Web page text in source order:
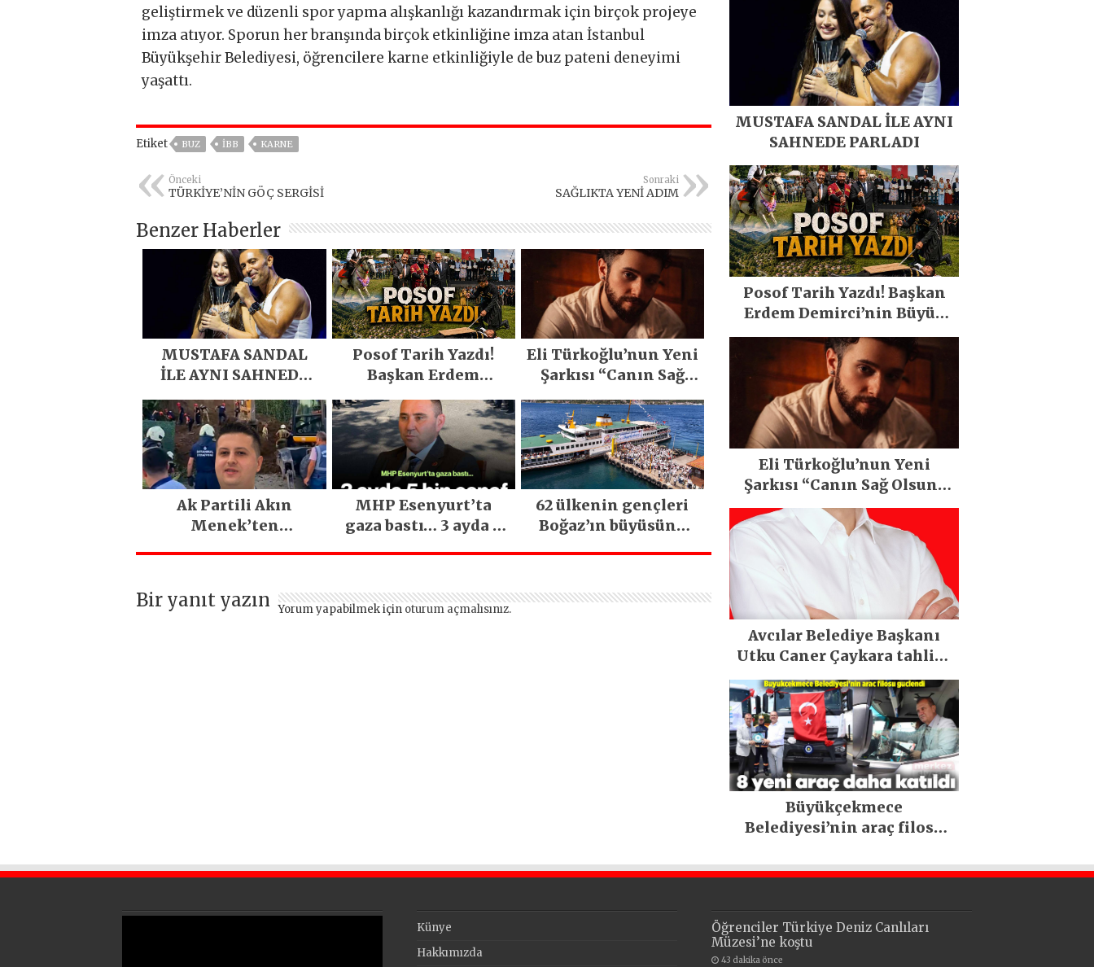
geliştirmek ve düzenli spor yapma alışkanlığı kazandırmak için birçok projeye
imza atıyor. Sporun her branşında birçok etkinliğine imza atan İstanbul
Büyükşehir Belediyesi, öğrencilere karne etkinliğiyle de buz pateni deneyimi
yaşattı.
Etiket BUZ IBB KARNE
Önceki
TÜRKİYE’NİN GÖÇ SERGİSİ
Sonraki
SAĞLIKTA YENİ ADIM
Benzer Haberler
MUSTAFA SANDAL
İLE AYNI SAHNEDE
Posof Tarih Yazdı!
Başkan Erdem
Emeğiyle Son Yılların
En Büyük Festivali
Gerçekleşti
Eli Türkoğlu’nun Yeni
Şarkısı “Canın Sağ
Gördü!..
Ak Partili Akın
Menek’ten
MHP Esenyurt’ta
gaza bastı… 3 ayda 5
62 ülkenin gençleri
Boğaz’ın büyüsüne
Bir yanıt yazın Yorum yapabilmek için oturum açmalısınız.
MUSTAFA SANDAL İLE AYNI
SAHNEDE PARLADI
Posof Tarih Yazdı! Başkan
Erdem Demirci’nin Büyük
Emeğiyle Son Yılların En
Büyük Festivali Gerçekleşti
Eli Türkoğlu’nun Yeni
Şarkısı “Canın Sağ Olsun”
Büyük İlgi Gördü!..
Avcılar Belediye Başkanı
Utku Caner Çaykara tahliye
edildi
Büyükçekmece
Belediyesi’nin araç filosu
Künye
Hakkımızda
Öğrenciler Türkiye Deniz Canlıları
Müzesi’ne koştu
43 dakika önce